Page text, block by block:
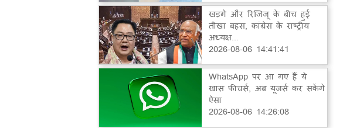
खड़गे और रिजिजू के बीच हुई
तीखा बहस, कांग्रेस के राष्ट्रीय
अध्यक्ष...
2026-08-06 14:41:41
WhatsApp पर आ गए हैं ये
खास फीचर्स, अब यूजर्स कर सकेंगे
ऐसा
2026-08-06 14:26:08